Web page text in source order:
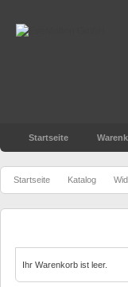
Startseite
Startseite Katalog
Ihr Warenkorb ist leer.